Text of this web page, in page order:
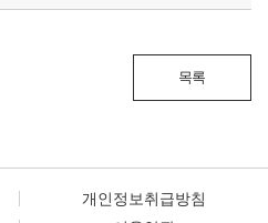
목록
개인정보취급방침